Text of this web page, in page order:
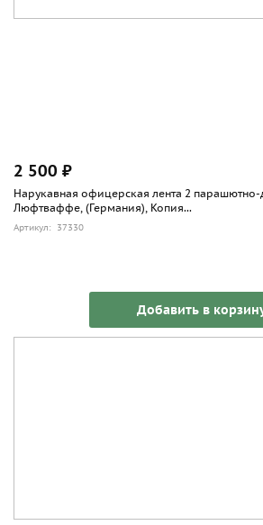
2 500 ₽
Нарукавная офицерская лента 2 парашютно-
Люфтваффе, (Германия), Копия...
Артикул: 37330
Добавить в